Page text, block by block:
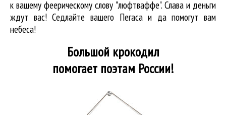
к вашему феерическому слову "люфтваффе". Слава и деньги
ждут вас! Седлайте вашего Пегаса и да помогут вам
небеса!
Большой крокодил
помогает поэтам России!